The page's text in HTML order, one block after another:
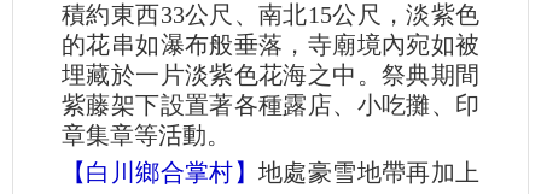
積約東西33公尺、南北15公尺，淡紫色
的花串如瀑布般垂落，寺廟境內宛如被
埋藏於一片淡紫色花海之中。祭典期間
紫藤架下設置著各種露店、小吃攤、印
章集章等活動。
【白川鄉合掌村】 地處豪雪地帶再加上